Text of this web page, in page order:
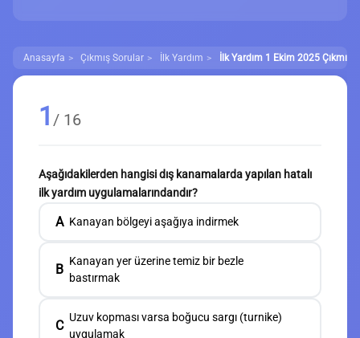
Anasayfa Çıkmış Sorular İlk Yardım İlk Yardım 1 Ekim 2025 Çıkmış
1 / 16
Aşağıdakilerden hangisi dış kanamalarda yapılan hatalı
ilk yardım uygulamalarındandır?
A Kanayan bölgeyi aşağıya indirmek
B
Kanayan yer üzerine temiz bir bezle
bastırmak
C
Uzuv kopması varsa boğucu sargı (turnike)
uygulamak